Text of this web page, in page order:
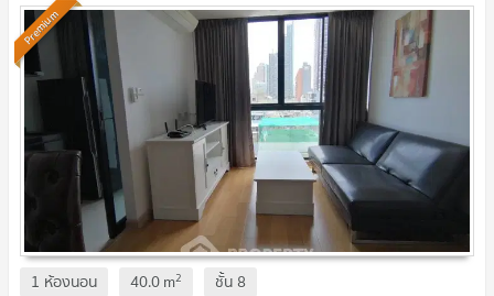
Premium
1 ห้องนอน 40.0m2 ชั้น 8